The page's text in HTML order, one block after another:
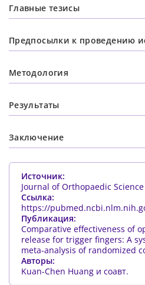
Главные тезисы
Предпосылки к проведению
Методология
Результаты
Заключение
Источник:
Journal of Orthopaedic Science
Ссылка:
https://
Публикация:
Comparative effectiveness of
release for trigger fingers: A
meta-analysis of randomized
Авторы:
Kuan-Chen Huang и соавт.